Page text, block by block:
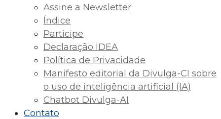
Assine a Newsletter
Índice
Participe
Declaração IDEA
Política de Privacidade
Manifesto editorial da Divulga-CI sobre
o uso de inteligência artificial (IA)
Chatbot Divulga-AI
Contato